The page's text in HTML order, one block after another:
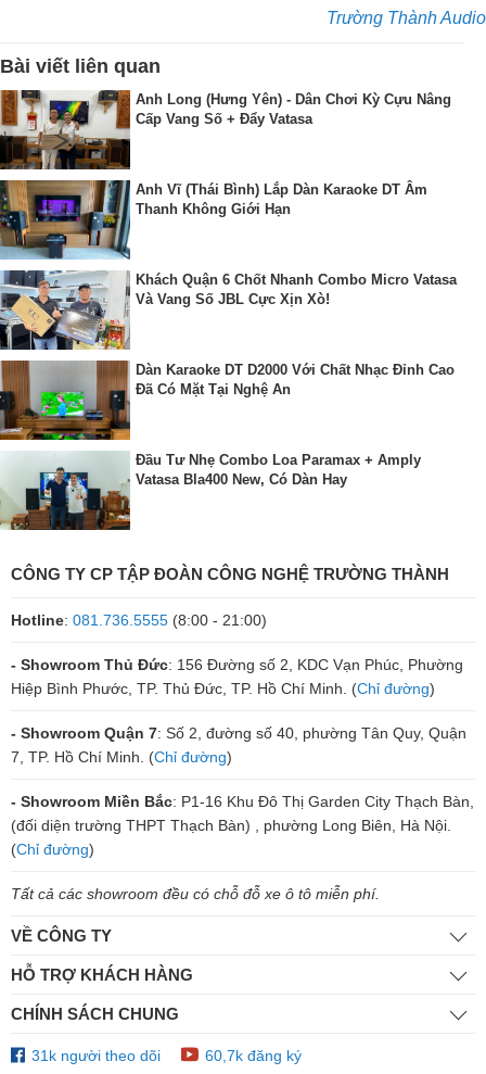
Trường Thành Audio
Bài viết liên quan
Anh Long (Hưng Yên) - Dân Chơi Kỳ Cựu Nâng
Cấp Vang Số + Đẩy Vatasa
Anh Vĩ (Thái Bình) Lắp Dàn Karaoke DT Âm
Thanh Không Giới Hạn
Khách Quận 6 Chốt Nhanh Combo Micro Vatasa
Và Vang Số JBL Cực Xịn Xò!
Dàn Karaoke DT D2000 Với Chất Nhạc Đỉnh Cao
Đã Có Mặt Tại Nghệ An
Đầu Tư Nhẹ Combo Loa Paramax + Amply
Vatasa Bla400 New, Có Dàn Hay
CÔNG TY CP TẬP ĐOÀN CÔNG NGHỆ TRƯỜNG THÀNH
Hotline: 081.736.5555 (8:00 - 21:00)
- Showroom Thủ Đức: 156 Đường số 2, KDC Vạn Phúc, Phường
Hiệp Bình Phước, TP. Thủ Đức, TP. Hồ Chí Minh. (Chỉ đường)
- Showroom Quận 7: Số 2, đường số 40, phường Tân Quy, Quận
7, TP. Hồ Chí Minh. (Chỉ đường)
- Showroom Miền Bắc: P1-16 Khu Đô Thị Garden City Thạch Bàn,
(đối diện trường THPT Thạch Bàn) , phường Long Biên, Hà Nội.
(Chỉ đường)
Tất cả các showroom đều có chỗ đỗ xe ô tô miễn phí.
VỀ CÔNG TY
HỖ TRỢ KHÁCH HÀNG
CHÍNH SÁCH CHUNG
31k người theo dõi 60,7k đăng ký